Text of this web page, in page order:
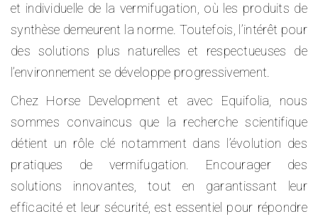
et individuelle de la vermifugation, où les produits de
synthèse demeurent la norme. Toutefois, l’intérêt pour
des solutions plus naturelles et respectueuses de
l’environnement se développe progressivement.
Chez Horse Development et avec Equifolia, nous
sommes convaincus que la recherche scientifique
détient un rôle clé notamment dans l’évolution des
pratiques de vermifugation. Encourager des
solutions innovantes, tout en garantissant leur
efficacité et leur sécurité, est essentiel pour répondre